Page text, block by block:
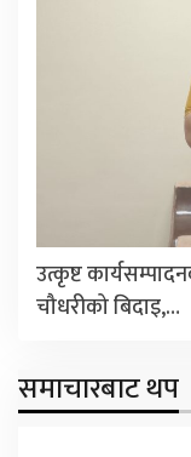
उत्कृष्ट
चौधरीको बिदाइ,…
समाचारबाट थप